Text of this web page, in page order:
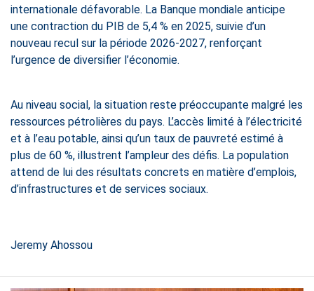
internationale défavorable. La Banque mondiale anticipe
une contraction du PIB de 5,4 % en 2025, suivie d’un
nouveau recul sur la période 2026-2027, renforçant
l’urgence de diversifier l’économie.
Au niveau social, la situation reste préoccupante malgré les
ressources pétrolières du pays. L’accès limité à l’électricité
et à l’eau potable, ainsi qu’un taux de pauvreté estimé à
plus de 60 %, illustrent l’ampleur des défis. La population
attend de lui des résultats concrets en matière d’emplois,
d’infrastructures et de services sociaux.
Jeremy Ahossou